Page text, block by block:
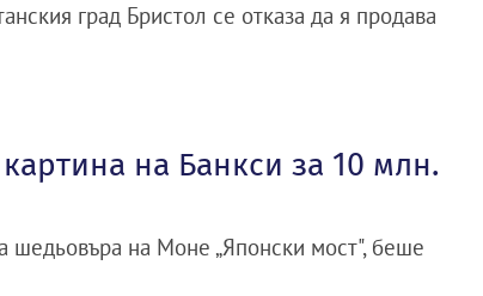
град Бристол се отказа да я продава
на Банкси за 10 млн.
шедьовъра на Моне „Японски мост", беше